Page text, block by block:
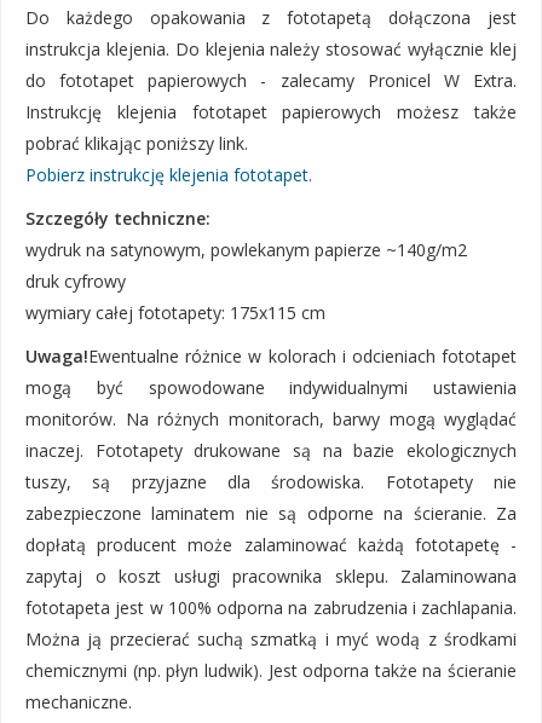
Do każdego opakowania z fototapetą dołączona jest
instrukcja klejenia. Do klejenia należy stosować wyłącznie klej
do fototapet papierowych - zalecamy Pronicel W Extra.
Instrukcję klejenia fototapet papierowych możesz także
pobrać klikając poniższy link.
Pobierz instrukcję klejenia fototapet.
Szczegóły techniczne:
wydruk na satynowym, powlekanym papierze ~140g/m2
druk cyfrowy
wymiary całej fototapety: 175x115 cm
Uwaga!Ewentualne różnice w kolorach i odcieniach fototapet
mogą być spowodowane indywidualnymi ustawienia
monitorów. Na różnych monitorach, barwy mogą wyglądać
inaczej. Fototapety drukowane są na bazie ekologicznych
tuszy, są przyjazne dla środowiska. Fototapety nie
zabezpieczone laminatem nie są odporne na ścieranie. Za
dopłatą producent może zalaminować każdą fototapetę -
zapytaj o koszt usługi pracownika sklepu. Zalaminowana
fototapeta jest w 100% odporna na zabrudzenia i zachlapania.
Można ją przecierać suchą szmatką i myć wodą z środkami
chemicznymi (np. płyn ludwik). Jest odporna także na ścieranie
mechaniczne.